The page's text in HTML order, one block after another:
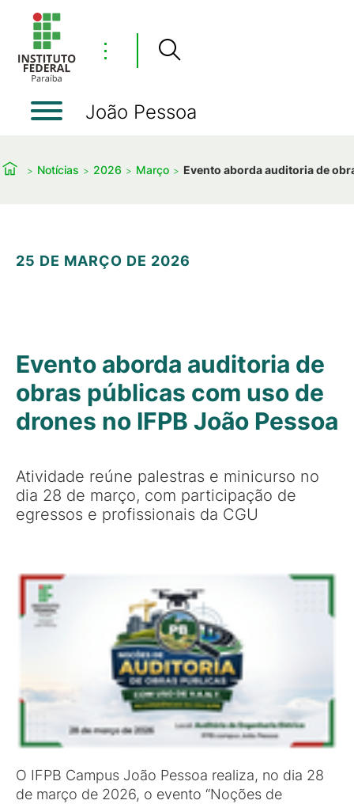
⋮
João Pessoa
Notícias 2026 Março Evento aborda auditoria de
25 DE MARÇO DE 2026
Evento aborda auditoria de
obras públicas com uso de
drones no IFPB João Pessoa
Atividade reúne palestras e minicurso no
dia 28 de março, com participação de
egressos e profissionais da CGU
O IFPB Campus João Pessoa realiza, no dia 28
de março de 2026, o evento “Noções de